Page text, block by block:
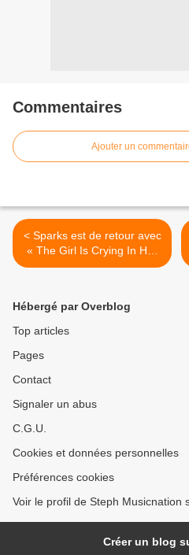
Commentaires
Ajouter un
< Sparks est de retour avec
« The Girl Is Crying In Her
Latte » !
Hébergé par Overblog
Top articles
Pages
Contact
Signaler un abus
C.G.U.
Cookies et données personnelles
Préférences cookies
Voir le profil de Steph Musicnation
Créer un blog